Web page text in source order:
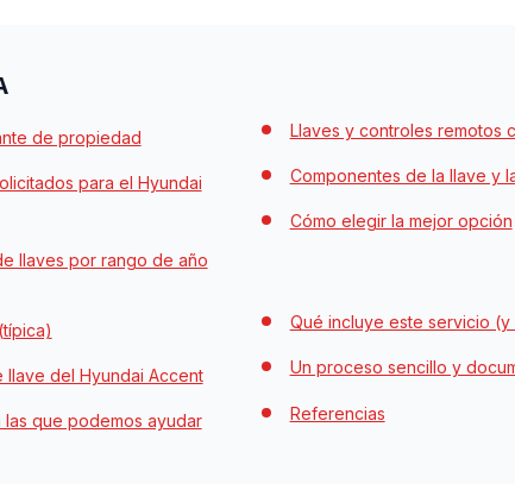
de propiedad
para el Hyundai
llaves por rango de año
Llaves y controles remotos
Componentes de la llave y
Cómo elegir la mejor opción
llave del Hyundai Accent
que podemos ayudar
Qué incluye este servicio
Un proceso sencillo y
Referencias